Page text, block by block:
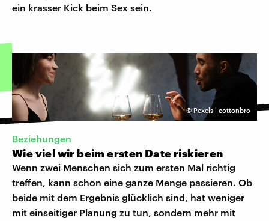
ein krasser Kick beim Sex sein.
© Pexels | cottonbro
Beziehungen
Wie viel wir beim ersten Date riskieren
Wenn zwei Menschen sich zum ersten Mal richtig
treffen, kann schon eine ganze Menge passieren. Ob
beide mit dem Ergebnis glücklich sind, hat weniger
mit einseitiger Planung zu tun, sondern mehr mit